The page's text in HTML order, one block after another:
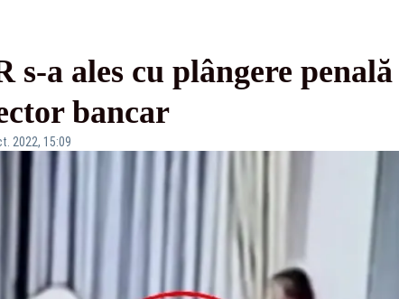
s-a ales cu plângere
bancar
2022, 15:09